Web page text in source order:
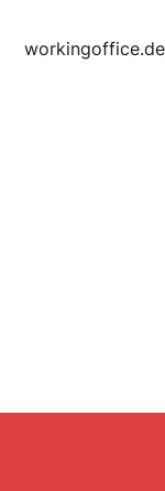
workingoffice.de